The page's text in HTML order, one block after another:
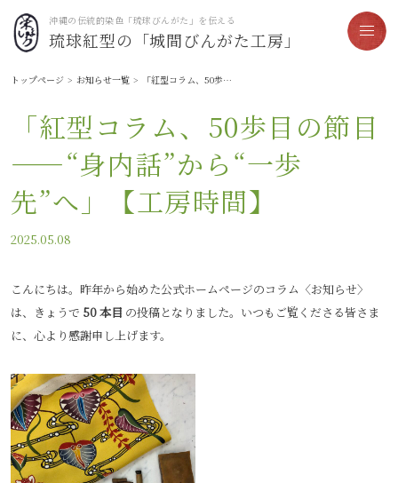
沖縄の伝統的染色「琉球びんがた」を伝える
琉球紅型の「城間びんがた工房」
トップページ お知らせ一覧 「紅型コラム、50歩目の節目――“身内話”から“一歩先”へ」【工房時間】
「紅型コラム、50歩目の節目
――“身内話”から“一歩
先”へ」【工房時間】
2025.05.08
こんにちは。昨年から始めた公式ホームページのコラム〈お知らせ〉
は、きょうで 50 本目 の投稿となりました。いつもご覧くださる皆さま
に、心より感謝申し上げます。